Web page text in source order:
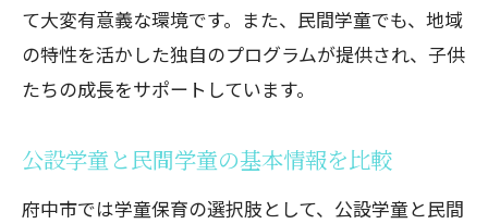
府中市の学童保育が提供する教育プログ
ラム
特別活動やイベントの充実度を比較
保育士やスタッフの質に注目する
放課後の学習支援について
て大変有意義な環境です。また、民間学童でも、地域
の特性を活かした独自のプログラムが提供され、子供
たちの成長をサポートしています。
公設学童と民間学童の基本情報を比較
府中市では学童保育の選択肢として、公設学童と民間